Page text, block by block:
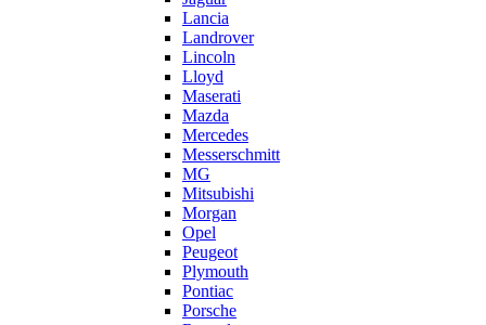
Lancia
Landrover
Lincoln
Lloyd
Maserati
Mazda
Mercedes
Messerschmitt
MG
Mitsubishi
Morgan
Opel
Peugeot
Plymouth
Pontiac
Porsche